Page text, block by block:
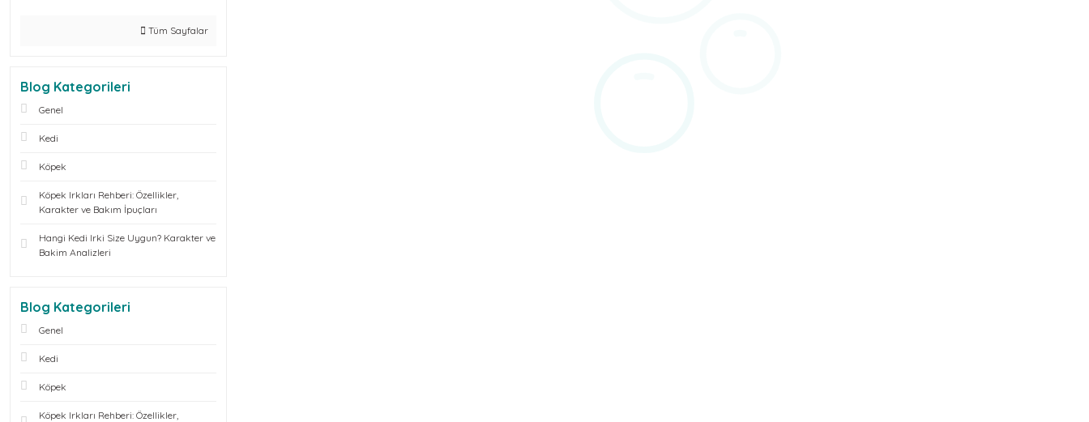
Tüm Sayfalar
Blog Kategorileri
Genel
Kedi
Köpek
Köpek Irkları Rehberi: Özellikler,
Karakter ve Bakım İpuçları
Hangi Kedi Irki Size Uygun? Karakter ve
Bakim Analizleri
Blog Kategorileri
Genel
Kedi
Köpek
Köpek Irkları Rehberi: Özellikler,